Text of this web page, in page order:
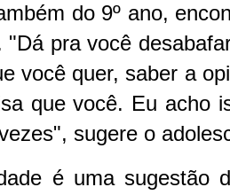
do 9º ano,
pra você
você quer, saber a
que você. Eu acho
sugere o
é uma sugestão